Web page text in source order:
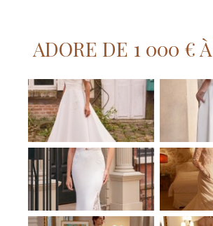
ADORE DE 1 000 €